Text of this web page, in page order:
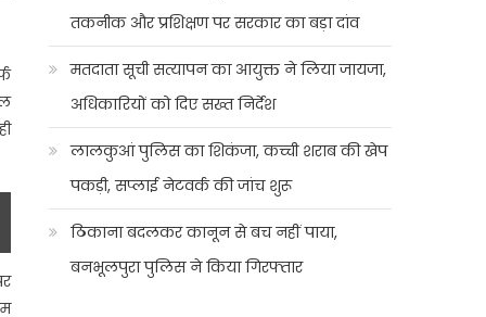
तकनीक और प्रशिक्षण पर सरकार का बड़ा दांव
मतदाता सूची सत्यापन का आयुक्त ने लिया जायजा,
अधिकारियों को दिए सख्त निर्देश
लालकुआं पुलिस का शिकंजा, कच्ची शराब की खेप
पकड़ी, सप्लाई नेटवर्क की जांच शुरू
ठिकाना बदलकर कानून से बच नहीं पाया,
बनभूलपुरा पुलिस ने किया गिरफ्तार